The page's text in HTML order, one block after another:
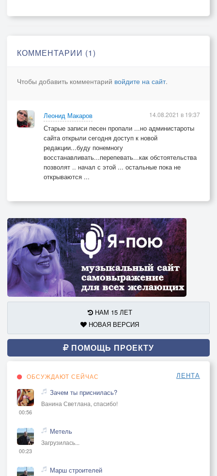
Оставайся собой.
унося, оставайся собой.
КОММЕНТАРИИ (1)
Чтобы добавить комментарий войдите на сайт.
Леонид Макаров
Старые записи песен пропали ...но администароты
сайта открыли сегодня доступ к новой
редакции...буду понемногу
восстанавливать...перепевать...как обстоятельства
позволят .. начал с этой ... остальные пока не
открываются ...
14.08.2021 в 19:37
НАМ 15 ЛЕТ
НОВАЯ ВЕРСИЯ
ПОМОЩЬ ПРОЕКТУ
ОБСУЖДАЮТ СЕЙЧАС ЛЕНТА
00:56
Зачем ты приснилась?
Ванина Светлана, спасибо!
00:23
Метель
Загрузилась...
Марш строителей